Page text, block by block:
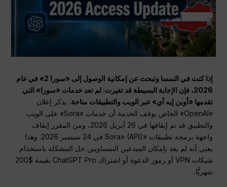
إذا كنت في النمسا وتبحث عن إمكانية الوصول إلى «سورا 2» في عام
2026، فإن الإجابة البسيطة قد تغيرت: لم تعد خدمات «سورا» التي
تقدمها «أوبن إيه آي» عبر الويب والتطبيقات متاحة. يذكر إعلان
«OpenAI» الخاص بوقف الخدمة أن خدمات «Sora» على الويب
والتطبيق قد تم إيقافها في 26 أبريل 2026، ومن المقرر إيقاف
واجهة برمجة تطبيقات «Sora» (API) في 24 سبتمبر 2026. وهذا
يعني أنه لم يعد بإمكان المبدعين النمساويين حل المشكلة باستخدام
شبكات VPN أو رموز الدعوة أو اشتراك ChatGPT Pro بقيمة $200
شهريًّا.